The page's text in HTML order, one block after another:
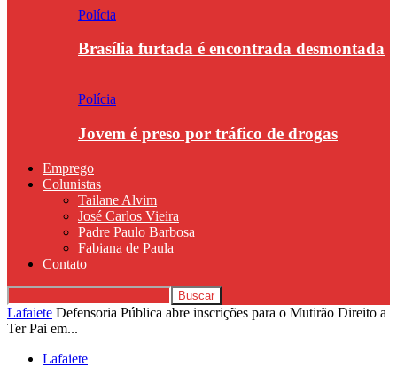
Polícia
Brasília furtada é encontrada desmontada
Polícia
Jovem é preso por tráfico de drogas
Emprego
Colunistas
Tailane Alvim
José Carlos Vieira
Padre Paulo Barbosa
Fabiana de Paula
Contato
Lafaiete Defensoria Pública abre inscrições para o Mutirão Direito a
Ter Pai em...
Lafaiete